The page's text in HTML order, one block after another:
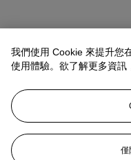
我們使用 Cookie 來提升您
使用體驗。欲了解更多資訊
僅